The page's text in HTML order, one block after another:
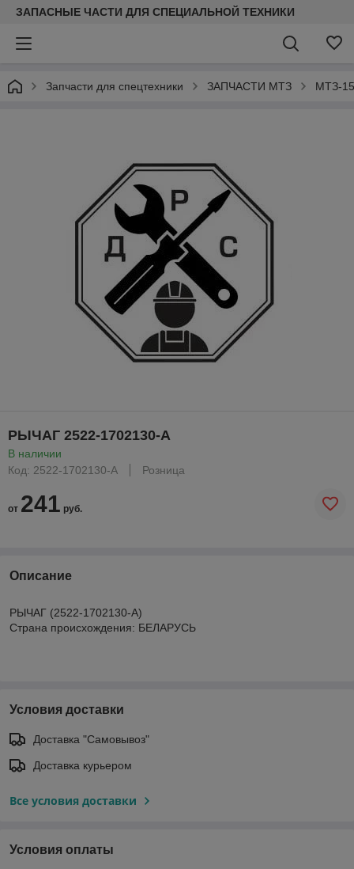
ЗАПАСНЫЕ ЧАСТИ ДЛЯ СПЕЦИАЛЬНОЙ ТЕХНИКИ
Запчасти для спецтехники ЗАПЧАСТИ МТЗ МТЗ-
РЫЧАГ 2522-1702130-А
В наличии
Код: 2522-1702130-А
Розница
от 241 руб.
Описание
РЫЧАГ (2522-1702130-А)
Страна происхождения: БЕЛАРУСЬ
Условия доставки
Доставка "Самовывоз"
Доставка курьером
Все условия доставки
Условия оплаты